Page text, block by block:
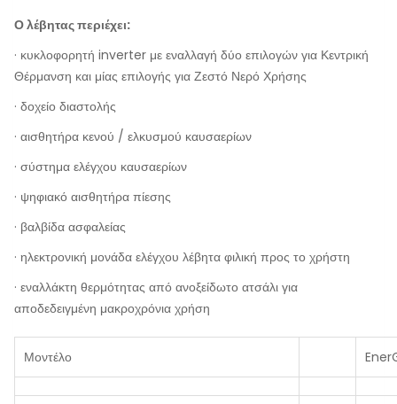
Ο λέβητας περιέχει:
· κυκλοφορητή inverter με εναλλαγή δύο επιλογών για Κεντρική
Θέρμανση και μίας επιλογής για Ζεστό Νερό Χρήσης
· δοχείο διαστολής
· αισθητήρα κενού / ελκυσμού καυσαερίων
· σύστημα ελέγχου καυσαερίων
· ψηφιακό αισθητήρα πίεσης
· βαλβίδα ασφαλείας
· ηλεκτρονική μονάδα ελέγχου λέβητα φιλική προς το χρήστη
· εναλλάκτη θερμότητας από ανοξείδωτο ατσάλι για
αποδεδειγμένη μακροχρόνια χρήση
Μοντέλο